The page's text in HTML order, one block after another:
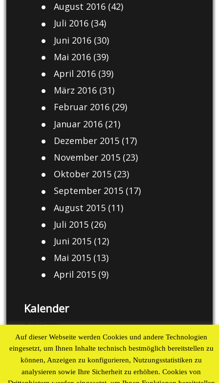
August 2016(42)
Juli 2016(34)
Juni 2016(30)
Mai 2016(39)
April 2016(39)
März 2016(31)
Februar 2016(29)
Januar 2016(21)
Dezember 2015(17)
November 2015(23)
Oktober 2015(23)
September 2015(17)
August 2015(11)
Juli 2015(26)
Juni 2015(12)
Mai 2015(13)
April 2015(9)
Kalender
August 2026
M D M D F S
S
2
3
4 5 6 7 8
9
Auf dieser Webseite werden Cookies und andere Technologien
eingesetzt, um Ihnen Inhalte technisch bestmöglich bereitstellen zu
können, Anzeigen zu konfigurieren, Nutzungsstatistiken zu
analysieren sowie Ihre Sicherheit zu erhöhen. Cookies von